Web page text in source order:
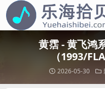
黄霑 - 黄飞鸿
（1993/
2026-05-30